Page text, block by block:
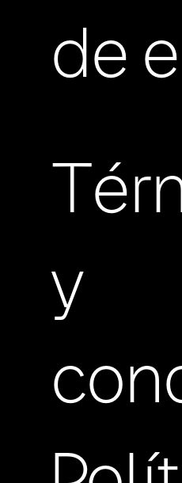
de
y